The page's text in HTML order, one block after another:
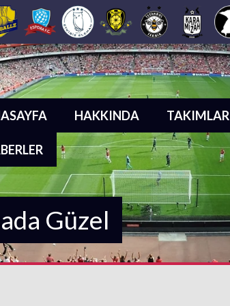
HAKKINDA TAKIMLAR
Güzel